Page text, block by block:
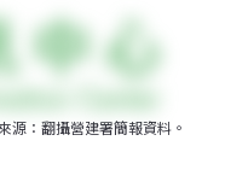
源：翻攝營建署簡報資料。